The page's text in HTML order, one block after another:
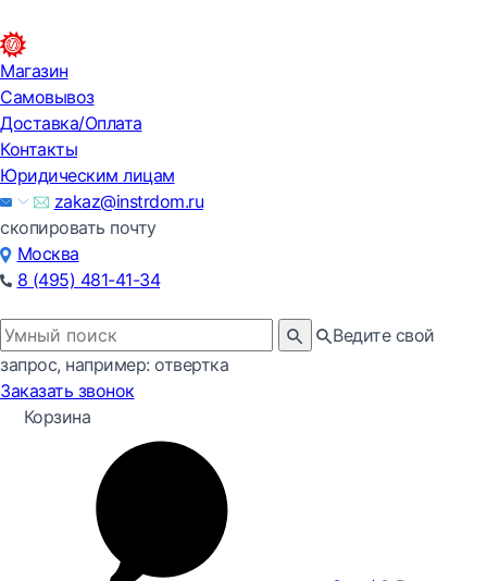
Магазин
Самовывоз
Доставка/Оплата
Контакты
Юридическим лицам
zakaz@instrdom.ru
скопировать почту
Москва
8 (495) 481-41-34
Ведите свой
запрос, например: отвертка
Заказать звонок
Корзина